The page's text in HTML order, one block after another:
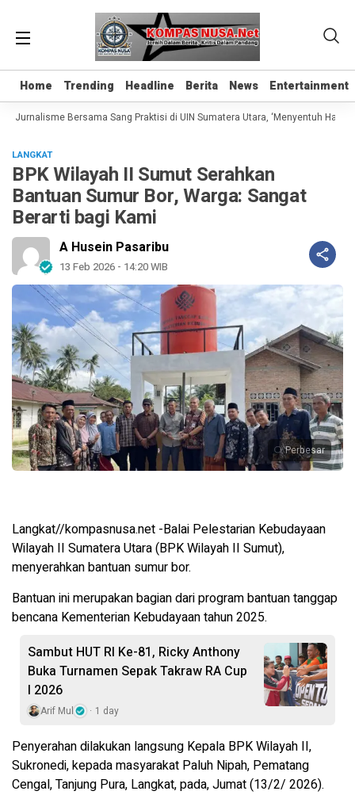
Home Trending Headline Berita News Entertainment
Home Trending Headline Berita News Entertainment
Jurnalisme Bersama Sang Praktisi di UIN Sumatera Utara, ‘Menyentuh Hati
LANGKAT
BPK Wilayah II Sumut Serahkan
Bantuan Sumur Bor, Warga: Sangat
Berarti bagi Kami
A Husein Pasaribu
13 Feb 2026 - 14:20 WIB
Perbesar
Langkat//kompasnusa.net -Balai Pelestarian Kebudayaan
Wilayah II Sumatera Utara (BPK Wilayah II Sumut),
menyerahkan bantuan sumur bor.
Bantuan ini merupakan bagian dari program bantuan tanggap
bencana Kementerian Kebudayaan tahun 2025.
Sambut HUT RI Ke-81, Ricky Anthony
Buka Turnamen Sepak Takraw RA Cup
I 2026
Arif Mul 1 day
Penyerahan dilakukan langsung Kepala BPK Wilayah II,
Sukronedi, kepada masyarakat Paluh Nipah, Pematang
Cengal, Tanjung Pura, Langkat, pada, Jumat (13/2/ 2026).